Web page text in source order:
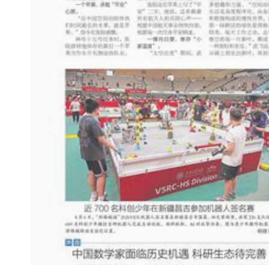
当新疆舞遇上蒙古舞：多民族大学